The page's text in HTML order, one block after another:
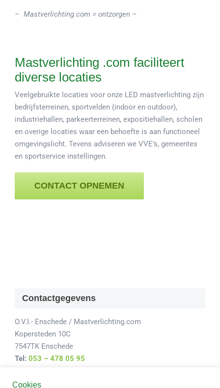
– Mastverlichting.com = ontzorgen –
Mastverlichting .com faciliteert
diverse locaties
Veelgebruikte locaties voor onze LED mastverlichting zijn
bedrijfsterreinen, sportvelden (indoor en outdoor),
industriehallen, parkeerterreinen, expositiehallen, scholen
en overige locaties waar een behoefte is aan functioneel
omgevingslicht. Tevens adviseren we VVE’s, gemeentes
en sportservice instellingen.
CONTACT OPNEMEN
Contactgegevens
O.V.I.- Enschede / Mastverlichting.com
Kopersteden 10C
7547TK Enschede
Tel: 053 – 478 05 95
Cookies